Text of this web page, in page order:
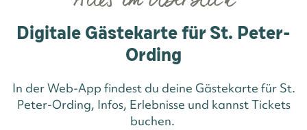
Digitale Gästekarte für St. Peter-
Ording
In der Web-App findest du deine Gästekarte für St.
Peter-Ording, Infos, Erlebnisse und kannst Tickets
buchen.